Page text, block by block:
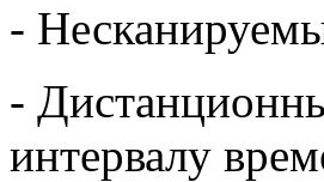
-
-
интервалу